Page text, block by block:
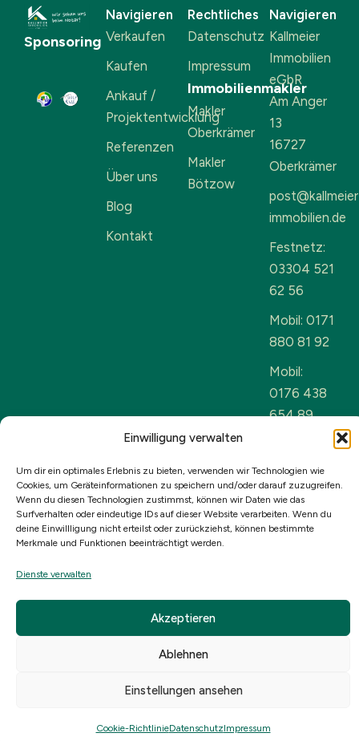
Einwilligung verwalten
Um dir ein optimales Erlebnis zu bieten, verwenden wir Technologien wie
Cookies, um Geräteinformationen zu speichern und/oder darauf zuzugreifen.
Wenn du diesen Technologien zustimmst, können wir Daten wie das
Surfverhalten oder eindeutige IDs auf dieser Website verarbeiten. Wenn du
deine Einwillligung nicht erteilst oder zurückziehst, können bestimmte
Merkmale und Funktionen beeinträchtigt werden.
Dienste verwalten
Akzeptieren
Ablehnen
Einstellungen ansehen
Cookie-RichtlinieDatenschutzImpressum
Sponsoring
Navigieren
Verkaufen
Kaufen
Ankauf /
Projektentwicklung
Referenzen
Über uns
Blog
Kontakt
Rechtliches
Datenschutz
Impressum
Immobilienmakler
Makler
Oberkrämer
Makler
Bötzow
Navigieren
Kallmeier
Immobilien
eGbR
Am Anger
13
16727
Oberkrämer
immobilien.de
Festnetz:
03304 521
62 56
Mobil: 0171
880 81 92
Mobil:
0176 438
654 89
Montag bis
Freitag
10:00 bis 19:00
Uhr
Copyright ©2026 Kallmeier Immobilien eGbR ·
Alle Rechte vorbehalten